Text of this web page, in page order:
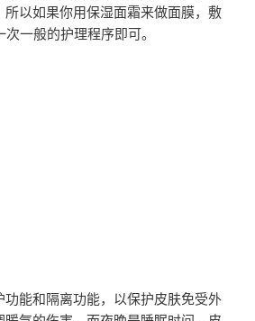
以如果你用保湿面霜来做面膜，敷
一般的护理程序即可。
能和隔离功能，以保护皮肤免受外